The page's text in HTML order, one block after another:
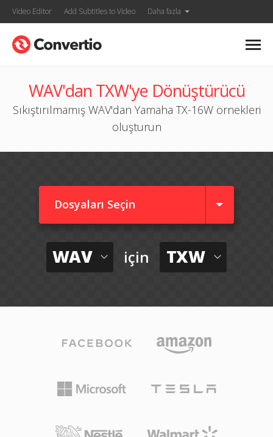
Video Editor Add Subtitles to Video Daha fazla
WAV'dan TXW'ye Dönüştürücü
Sıkıştırılmamış WAV'dan Yamaha TX-16W örnekleri
oluşturun
Dosyaları Seçin
WAV için TXW